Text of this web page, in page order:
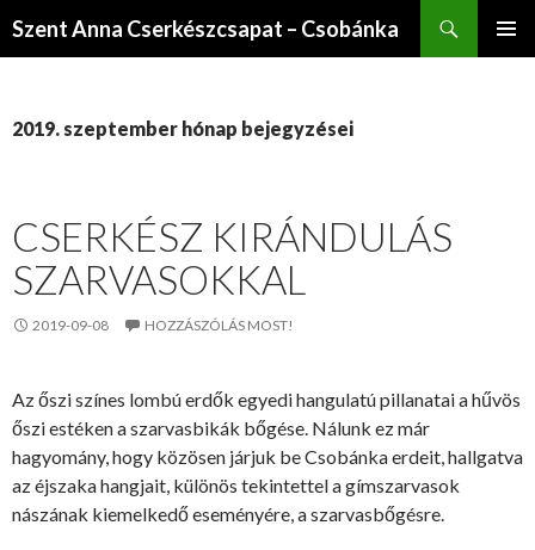
Szent Anna Cserkészcsapat – Csobánka
2019. szeptember hónap bejegyzései
CSERKÉSZ KIRÁNDULÁS
SZARVASOKKAL
2019-09-08 HOZZÁSZÓLÁS MOST!
Az őszi színes lombú erdők egyedi hangulatú pillanatai a hűvös
őszi estéken a szarvasbikák bőgése. Nálunk ez már
hagyomány, hogy közösen járjuk be Csobánka erdeit, hallgatva
az éjszaka hangjait, különös tekintettel a gímszarvasok
nászának kiemelkedő eseményére, a szarvasbőgésre.